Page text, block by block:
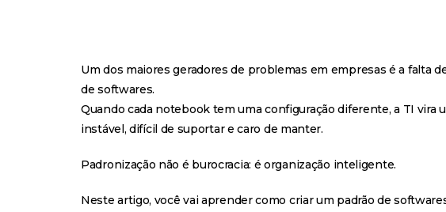
Um dos maiores geradores de problemas em empresas é a falta
de softwares.
Quando cada notebook tem uma configuração diferente, a TI vira
instável, difícil de suportar e caro de manter.
Padronização não é burocracia: é organização inteligente.
Neste artigo, você vai aprender como criar um padrão de